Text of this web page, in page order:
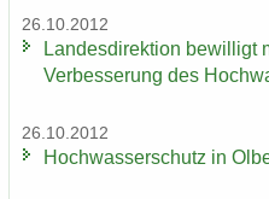
26.10.2012
Lan­des­di­rek­ti­on be­wil­ligt
Ver­bes­se­rung des
26.10.2012
Hoch­was­ser­schutz in